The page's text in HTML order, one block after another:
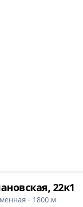
22к1
- 1800 м